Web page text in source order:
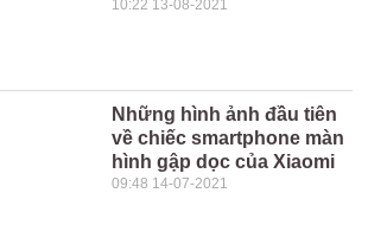
10:22 13-08-2021
Những hình ảnh đầu tiên
về chiếc smartphone màn
hình gập dọc của Xiaomi
09:48 14-07-2021